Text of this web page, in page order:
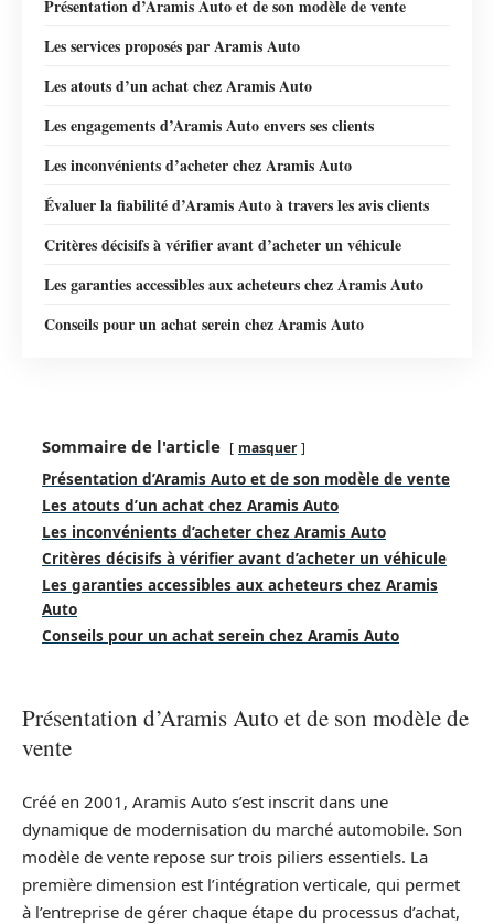
Présentation d’Aramis Auto et de son modèle de vente
Les services proposés par Aramis Auto
Les atouts d’un achat chez Aramis Auto
Les engagements d’Aramis Auto envers ses clients
Les inconvénients d’acheter chez Aramis Auto
Évaluer la fiabilité d’Aramis Auto à travers les avis clients
Critères décisifs à vérifier avant d’acheter un véhicule
Les garanties accessibles aux acheteurs chez Aramis Auto
Conseils pour un achat serein chez Aramis Auto
Sommaire de l'article masquer
Présentation d’Aramis Auto et de son modèle de vente
Les atouts d’un achat chez Aramis Auto
Les inconvénients d’acheter chez Aramis Auto
Critères décisifs à vérifier avant d’acheter un véhicule
Les garanties accessibles aux acheteurs chez Aramis
Auto
Conseils pour un achat serein chez Aramis Auto
Présentation d’Aramis Auto et de son modèle de
vente
Créé en 2001, Aramis Auto s’est inscrit dans une
dynamique de modernisation du marché automobile. Son
modèle de vente repose sur trois piliers essentiels. La
première dimension est l’intégration verticale, qui permet
à l’entreprise de gérer chaque étape du processus d’achat,